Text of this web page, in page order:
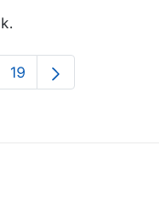
Pages Use
Orrialdea
19